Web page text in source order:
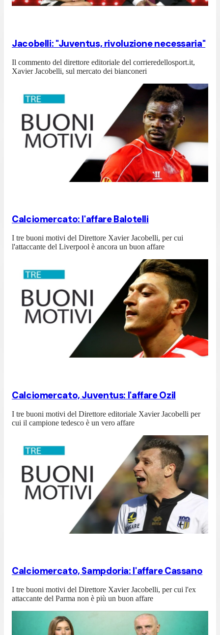
Jacobelli: "Juventus, rivoluzione necessaria"
Il commento del direttore editoriale del corrieredellosport.it,
Xavier Jacobelli, sul mercato dei bianconeri
Calciomercato: l'affare Balotelli
I tre buoni motivi del Direttore Xavier Jacobelli, per cui
l'attaccante del Liverpool è ancora un buon affare
Calciomercato, Juventus: l'affare Ozil
I tre buoni motivi del Direttore editoriale Xavier Jacobelli per
cui il campione tedesco è un vero affare
Calciomercato, Sampdoria: l'affare Cassano
I tre buoni motivi del Direttore Xavier Jacobelli, per cui l'ex
attaccante del Parma non è più un buon affare